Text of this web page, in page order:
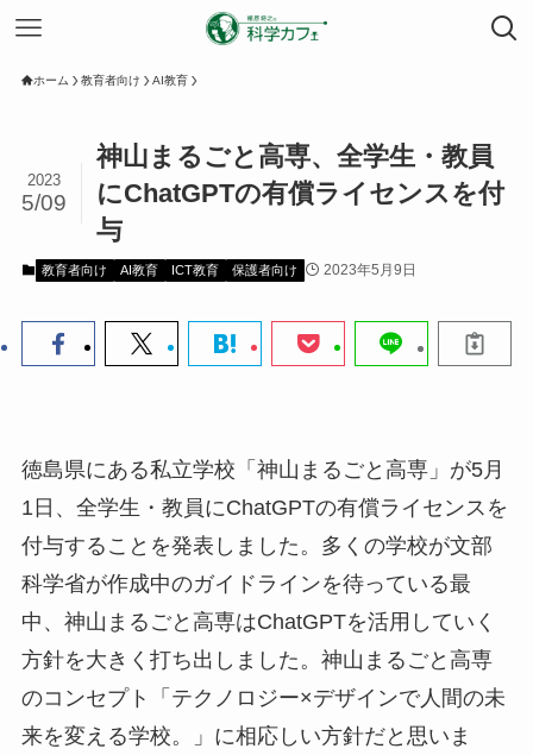
ホーム 教育者向け AI教育
神山まるごと高専、全学生・教員
にChatGPTの有償ライセンスを付
与
2023
5/09
教育者向け AI教育 ICT教育 保護者向け 2023年5月9日
徳島県にある私立学校「神山まるごと高専」が5月
1日、全学生・教員にChatGPTの有償ライセンスを
付与することを発表しました。多くの学校が文部
科学省が作成中のガイドラインを待っている最
中、神山まるごと高専はChatGPTを活用していく
方針を大きく打ち出しました。神山まるごと高専
のコンセプト「テクノロジー×デザインで人間の未
来を変える学校。」に相応しい方針だと思いま